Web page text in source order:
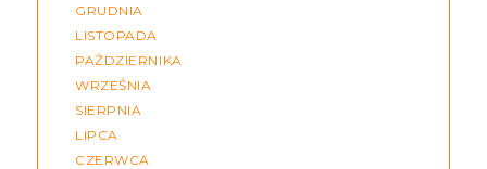
GRUDNIA
LISTOPADA
PAŹDZIERNIKA
WRZEŚNIA
SIERPNIA
LIPCA
CZERWCA